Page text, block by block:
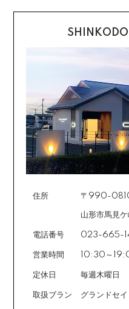
知らせいたしますので、
返品の
カード不要の分割
60回分割】
《ショッピングクレジッ
ご注文受付メールにあわ
ールまたはショートメー
事項をご入力の上、お手
回数は基本的に10～60回
場合によっては2～6回も
ご注文時に備考欄でお知
住所 〒990-
山形市馬見
電話番号 023-665-
営業時間 10:30～
定休日 毎週木曜日
取扱ブラン グランドセ